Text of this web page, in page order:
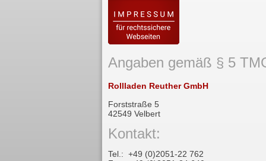
Angaben gemäß § 5
Rollladen Reuther GmbH
Forststraße 5
42549 Velbert
Kontakt:
Tel.: +49 (0)2051-22 762